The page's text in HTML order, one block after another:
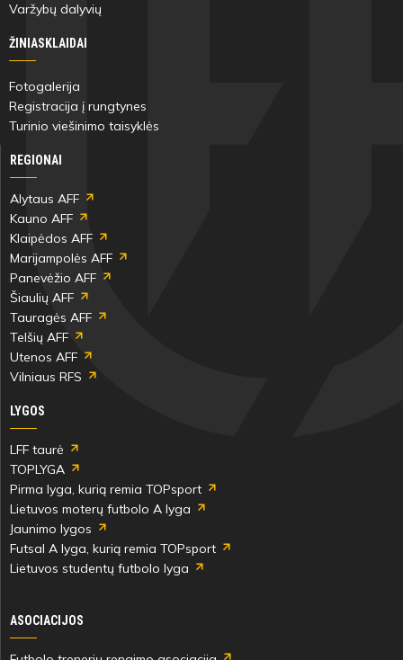
Varžybų dalyvių
ŽINIASKLAIDAI
Fotogalerija
Registracija į rungtynes
Turinio viešinimo taisyklės
REGIONAI
Alytaus AFF
Kauno AFF
Klaipėdos AFF
Marijampolės AFF
Panevėžio AFF
Šiaulių AFF
Tauragės AFF
Telšių AFF
Utenos AFF
Vilniaus RFS
LYGOS
LFF taurė
TOPLYGA
Pirma lyga, kurią remia TOPsport
Lietuvos moterų futbolo A lyga
Jaunimo lygos
Futsal A lyga, kurią remia TOPsport
Lietuvos studentų futbolo lyga
ASOCIACIJOS